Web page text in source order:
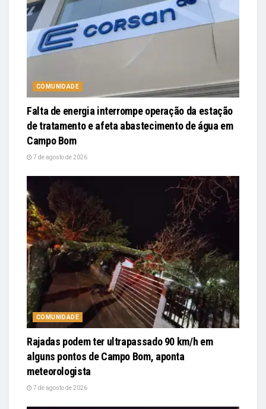
COMUNIDADE
Falta de energia interrompe operação da estação
de tratamento e afeta abastecimento de água em
Campo Bom
7 de agosto de 2026
COMUNIDADE
Rajadas podem ter ultrapassado 90 km/h em
alguns pontos de Campo Bom, aponta
meteorologista
7 de agosto de 2026